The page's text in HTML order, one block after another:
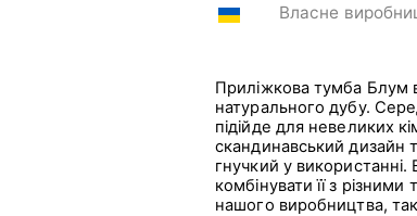
Власне
Приліжкова тумба Блум
натурального дубу.
підійде для невеликих
скандинавський дизайн
гнучкий у
комбінувати її з
нашого виробництва, так